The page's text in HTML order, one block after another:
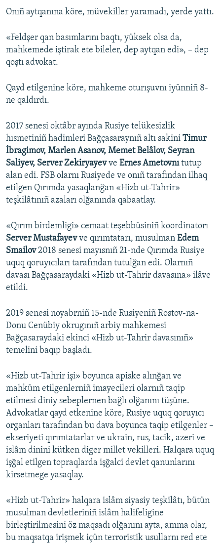
Onıñ aytqanına köre, müvekiller yaramadı, yerde yattı.
«Feldşer qan basımlarını baqtı, yüksek olsa da,
mahkemede iştirak ete bileler, dep aytqan edi», – dep
qoştı advokat.
Qayd etilgenine köre, mahkeme oturışuvnı iyünniñ 8-
ne qaldırdı.
2017 senesi oktâbr ayında Rusiye telükesizlik
hısmetiniñ hadimleri Bağçasaraynıñ altı sakini Timur
İbragimov, Marlen Asanov, Memet Belâlov, Seyran
Saliyev, Server Zekiryayevve Ernes Ametovnıtutup
alan edi. FSB olarnı Rusiyede ve onıñ tarafından ilhaq
etilgen Qırımda yasaqlanğan «Hizb ut-Tahrir»
teşkilâtınıñ azaları olğanında qabaatlay.
«Qırım birdemligi» cemaat teşebbüsiniñ koordinatorı
Server Mustafayevve qırımtatarı, musulman Edem
Smailov2018 senesi mayısnıñ 21-nde Qırımda Rusiye
uquq qoruyıcıları tarafından tutulğan edi. Olarnıñ
davası Bağçasaraydaki «Hizb ut-Tahrir davasına» ilâve
etildi.
2019 senesi noyabrniñ 15-nde Rusiyeniñ Rostov-na-
Donu Cenübiy okrugınıñ arbiy mahkemesi
Bağçasaraydaki ekinci «Hizb ut-Tahrir davasınıñ»
temelini baqıp başladı.
«Hizb ut-Tahrir işi» boyunca apiske alınğan ve
mahküm etilgenlerniñ imayecileri olarnıñ taqip
etilmesi diniy sebeplernen bağlı olğanını tüşüne.
Advokatlar qayd etkenine köre, Rusiye uquq qoruyıcı
organları tarafından bu dava boyunca taqip etilgenler –
ekseriyeti qırımtatarlar ve ukrain, rus, tacik, azeri ve
islâm dinini kütken diger millet vekilleri. Halqara uquq
işğal etilgen topraqlarda işğalci devlet qanunlarını
kirsetmege yasaqlay.
«Hizb ut-Tahrir» halqara islâm siyasiy teşkilâtı, bütün
musulman devletleriniñ islâm halifeligine
birleştirilmesini öz maqsadı olğanını ayta, amma olar,
bu maqsatqa irişmek içün terroristik usullarnı red ete